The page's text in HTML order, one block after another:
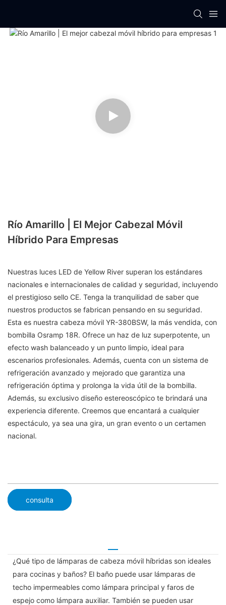
Río Amarillo | El Mejor Cabezal Móvil
Híbrido Para Empresas
Nuestras luces LED de Yellow River superan los estándares
nacionales e internacionales de calidad y seguridad, incluyendo
el prestigioso sello CE. Tenga la tranquilidad de saber que
nuestros productos se fabrican pensando en su seguridad.
Esta es nuestra cabeza móvil YR-380BSW, la más vendida, con
bombilla Osramp 18R. Ofrece un haz de luz superpotente, un
efecto wash balanceado y un punto limpio, ideal para
escenarios profesionales. Además, cuenta con un sistema de
refrigeración avanzado y mejorado que garantiza una
refrigeración óptima y prolonga la vida útil de la bombilla.
Además, su exclusivo diseño estereoscópico te brindará una
experiencia diferente. Creemos que encantará a cualquier
espectáculo, ya sea una gira, un gran evento o un certamen
nacional.
consulta
¿Qué tipo de lámparas de cabeza móvil híbridas son ideales
para cocinas y baños? El baño puede usar lámparas de
techo impermeables como lámpara principal y faros de
espejo como lámpara auxiliar. También se pueden usar